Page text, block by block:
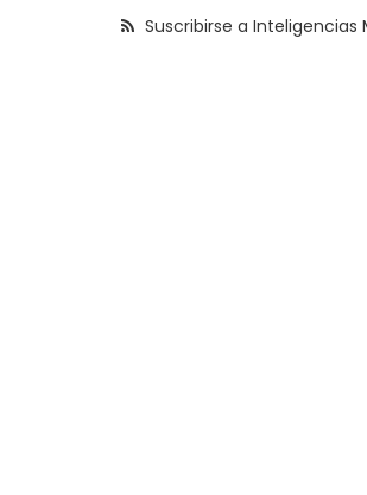
Suscribirse a Inteligencias